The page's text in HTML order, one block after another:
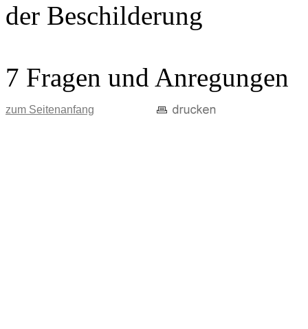
der Beschilderung
7 Fragen und Anregungen
zum Seitenanfang